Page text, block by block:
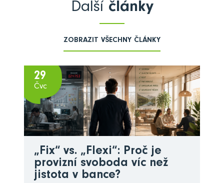
Další články
ZOBRAZIT VŠECHNY ČLÁNKY
29
Čvc
„Fix“ vs. „Flexi“: Proč je
provizní svoboda víc než
jistota v bance?